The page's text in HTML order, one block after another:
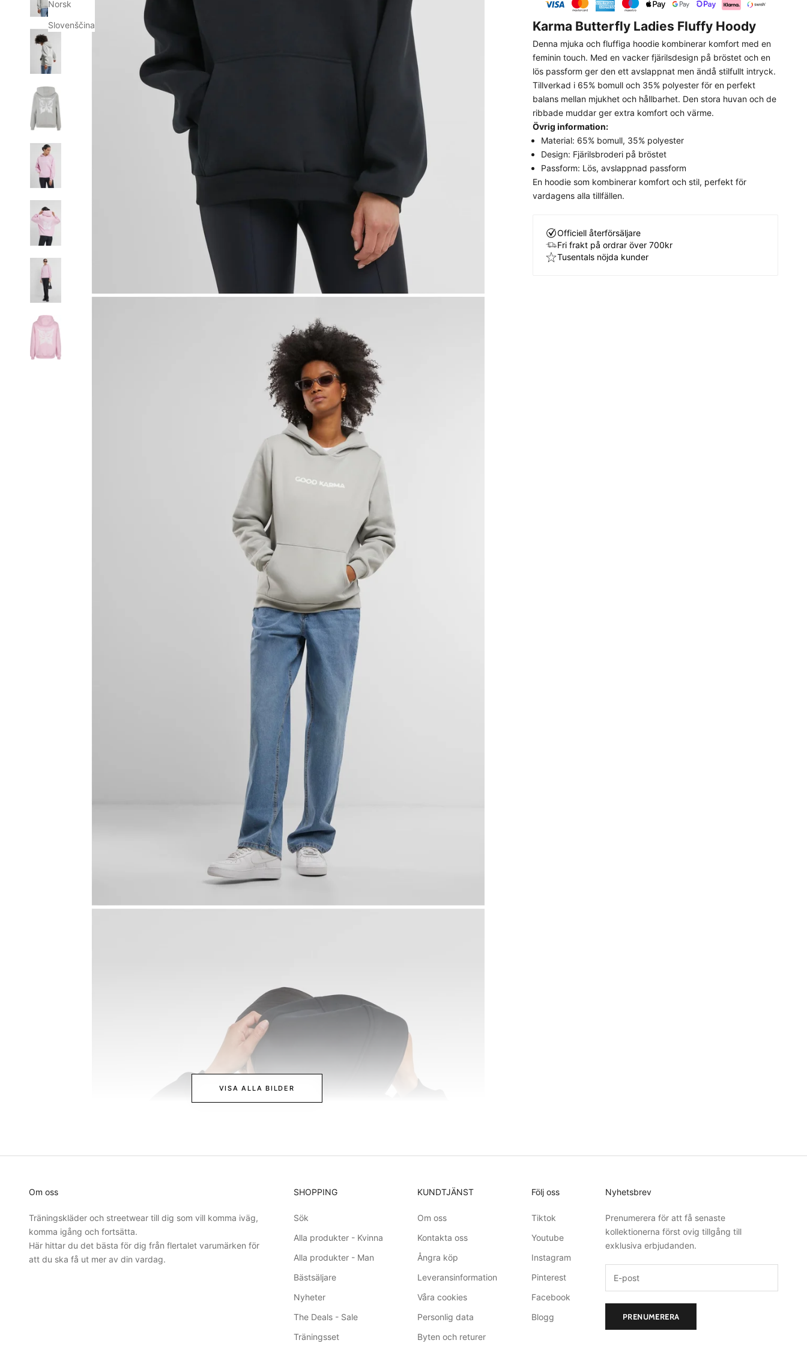
Norsk
Slovenščina
VISA ALLA BILDER
Normal passform
Detta plagg har en klassisk, normal passform som följer
kroppens naturliga linjer utan att sitta för stramt eller för löst.
Välj din vanliga storlek för bästa komfort och avsedda look.
Karma Butterfly Ladies Fluffy Hoody
Denna mjuka och fluffiga hoodie kombinerar komfort med en
feminin touch. Med en vacker fjärilsdesign på bröstet och en
lös passform ger den ett avslappnat men ändå stilfullt intryck.
Tillverkad i 65% bomull och 35% polyester för en perfekt
balans mellan mjukhet och hållbarhet. Den stora huvan och de
ribbade muddar ger extra komfort och värme.
Övrig information:
Material: 65% bomull, 35% polyester
Design: Fjärilsbroderi på bröstet
Passform: Lös, avslappnad passform
En hoodie som kombinerar komfort och stil, perfekt för
vardagens alla tillfällen.
Officiell återförsäljare
Fri frakt på ordrar över 700kr
Tusentals nöjda kunder
Om oss
Träningskläder och streetwear till dig som vill komma iväg,
komma igång och fortsätta.
Här hittar du det bästa för dig från flertalet varumärken för
att du ska få ut mer av din vardag.
SHOPPING
Sök
Alla produkter - Kvinna
Alla produkter - Man
Bästsäljare
Nyheter
The Deals - Sale
Träningsset
KUNDTJÄNST
Om oss
Kontakta oss
Ångra köp
Leveransinformation
Våra cookies
Personlig data
Byten och returer
Följ oss
Tiktok
Youtube
Instagram
Pinterest
Facebook
Blogg
Nyhetsbrev
Prenumerera för att få senaste
kollektionerna först ovig tillgång till
exklusiva erbjudanden.
PRENUMERERA